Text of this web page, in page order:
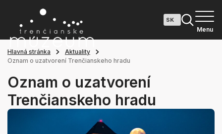
Menu
Hlavná stránka
Aktuality
Oznam o uzatvorení Trenčianskeho hradu
Oznam o uzatvorení
Trenčianskeho hradu